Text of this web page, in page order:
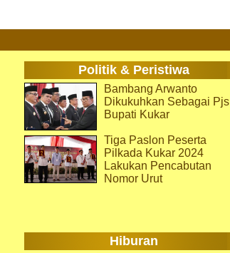
Politik & Peristiwa
Bambang Arwanto
Dikukuhkan Sebagai Pjs
Bupati Kukar
Tiga Paslon Peserta
Pilkada Kukar 2024
Lakukan Pencabutan
Nomor Urut
Hiburan